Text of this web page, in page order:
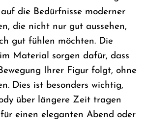
die Bedürfnisse moderner
die nicht nur gut aussehen,
gut fühlen möchten. Die
Material sorgen dafür, dass
Ihrer Figur folgt, ohne
Dies ist besonders wichtig,
über längere Zeit tragen
einen eleganten Abend oder